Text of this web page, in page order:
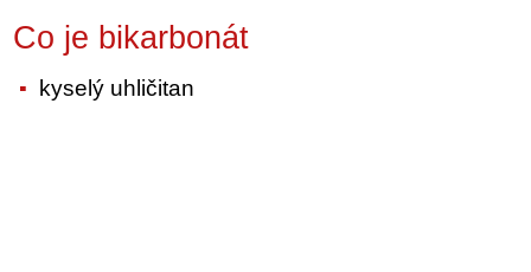
Co je bikarbonát
kyselý uhličitan